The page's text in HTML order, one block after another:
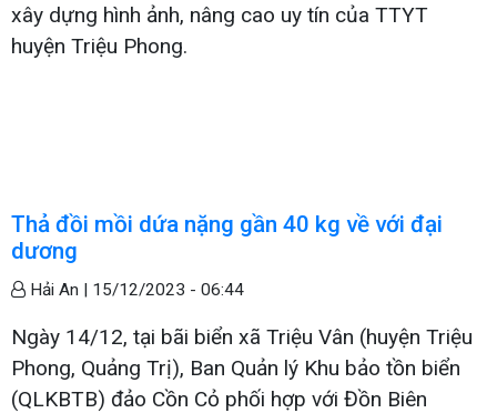
xây dựng hình ảnh, nâng cao uy tín của TTYT
huyện Triệu Phong.
Thả đồi mồi dứa nặng gần 40 kg về với đại
dương
Hải An | 15/12/2023 - 06:44
Ngày 14/12, tại bãi biển xã Triệu Vân (huyện Triệu
Phong, Quảng Trị), Ban Quản lý Khu bảo tồn biển
(QLKBTB) đảo Cồn Cỏ phối hợp với Đồn Biên